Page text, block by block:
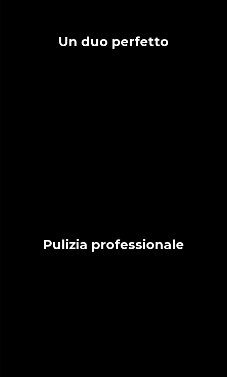
Un duo perfetto
Pulizia professionale